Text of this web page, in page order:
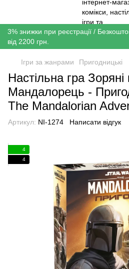
3% знижки при реєстрації /
від 2200 грн.
Ігри за жанрами Пригодницькі
Настільна гра Зоряні
Мандалорець -
The Mandalorian
Артикул: NI-1274 Написати відгук
4
4